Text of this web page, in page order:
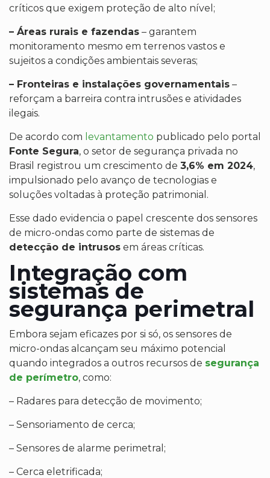
críticos que exigem proteção de alto nível;
– Áreas rurais e fazendas – garantem
monitoramento mesmo em terrenos vastos e
sujeitos a condições ambientais severas;
– Fronteiras e instalações governamentais –
reforçam a barreira contra intrusões e atividades
ilegais.
De acordo com levantamento publicado pelo portal
Fonte Segura, o setor de segurança privada no
Brasil registrou um crescimento de 3,6% em 2024,
impulsionado pelo avanço de tecnologias e
soluções voltadas à proteção patrimonial.
Esse dado evidencia o papel crescente dos sensores
de micro-ondas como parte de sistemas de
detecção de intrusos em áreas críticas.
Integração com
sistemas de
segurança perimetral
Embora sejam eficazes por si só, os sensores de
micro-ondas alcançam seu máximo potencial
quando integrados a outros recursos de segurança
de perímetro, como:
– Radares para detecção de movimento;
– Sensoriamento de cerca;
– Sensores de alarme perimetral;
– Cerca eletrificada;